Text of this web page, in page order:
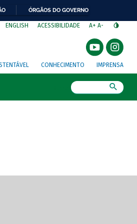
ÓRGÃOS DO GOVERNO
ENGLISH ACESSIBILIDADE A+ A-
CONHECIMENTO IMPRENSA